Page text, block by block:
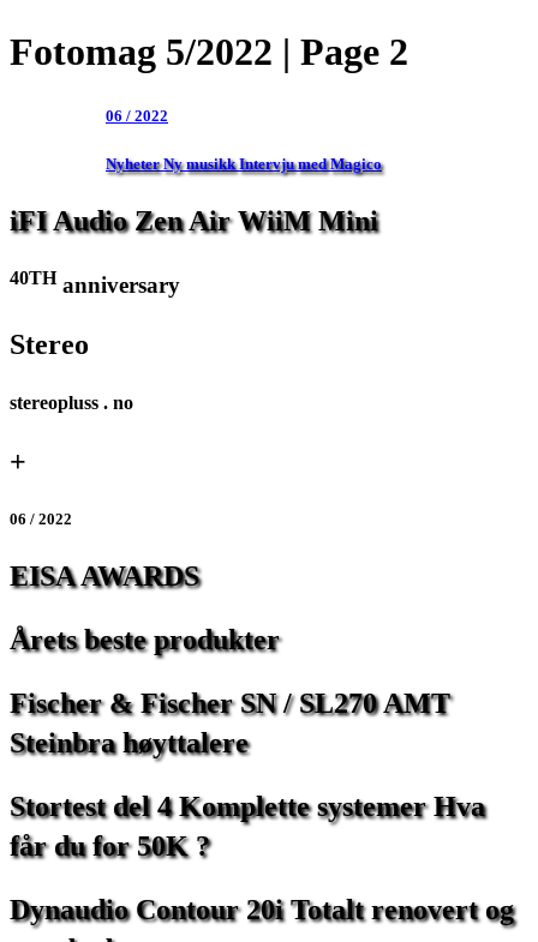
Fotomag 5/2022 | Page 2
06 / 2022
Nyheter Ny musikk Intervju med Magico
iFI Audio Zen Air WiiM Mini
40THanniversary
Stereo
stereopluss . no
+
06 / 2022
EISA AWARDS
Årets beste produkter
Fischer & Fischer SN / SL270 AMT
Steinbra høyttalere
Stortest del 4 Komplette systemer Hva
får du for 50K ?
Dynaudio Contour 20i Totalt renovert og